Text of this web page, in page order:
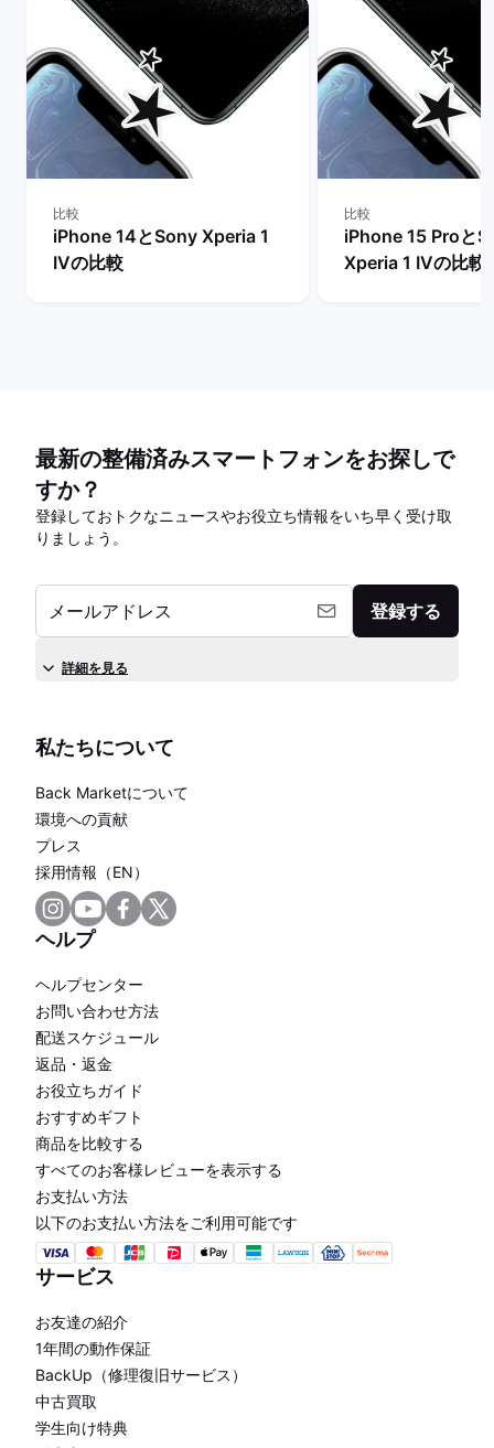
比較
iPhone 14とSony Xperia 1
IVの比較
比較
iPhone 15 Proと
Xperia 1 IVの比較
最新の整備済みスマートフォンをお探しで
すか？
登録しておトクなニュースやお役立ち情報をいち早く受け取
りましょう。
メールアドレス 登録する
詳細を見る
私たちについて
Back Marketについて
環境への貢献
プレス
採用情報（EN）
ヘルプ
ヘルプセンター
お問い合わせ方法
配送スケジュール
返品・返金
お役立ちガイド
おすすめギフト
商品を比較する
すべてのお客様レビューを表示する
お支払い方法
以下のお支払い方法をご利用可能です
サービス
お友達の紹介
1年間の動作保証
BackUp（修理復旧サービス）
中古買取
学生向け特典